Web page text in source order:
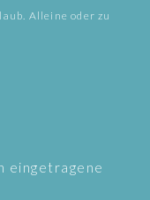
Alleine oder zu
eingetragene